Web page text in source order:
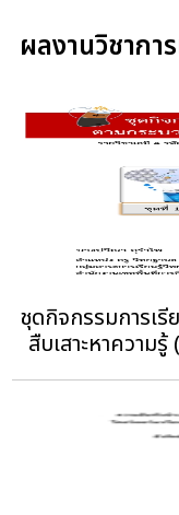
ผลงานวิชากา
ชุดกิจกรรมการเรี
สืบเสาะหาความ